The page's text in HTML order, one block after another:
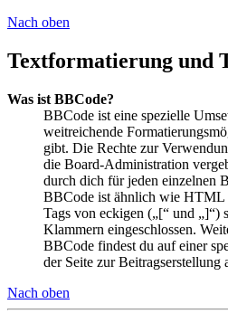
Nach oben
Textformatierung und
Was ist BBCode?
BBCode ist eine spezielle
weitreichende
gibt. Die Rechte zur
die Board-Administration
durch dich für jeden einzelnen
BBCode ist ähnlich wie HTML
Tags von eckigen („[“ und „]“)
Klammern eingeschlossen.
BBCode findest du auf einer
der Seite zur Beitragserstellung
Nach oben